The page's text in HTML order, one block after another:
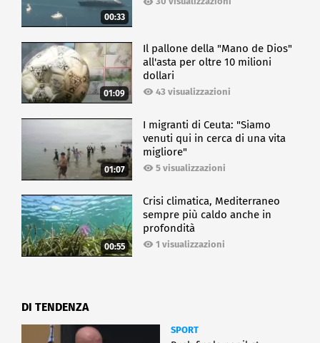
00:33
01:09
Il pallone della "Mano de Dios"
all'asta per oltre 10 milioni
dollari
43 visualizzazioni
01:07
I migranti di Ceuta: "Siamo
venuti qui in cerca di una vita
migliore"
5 visualizzazioni
00:55
Crisi climatica, Mediterraneo
sempre più caldo anche in
profondità
1 visualizzazioni
DI TENDENZA
SPORT